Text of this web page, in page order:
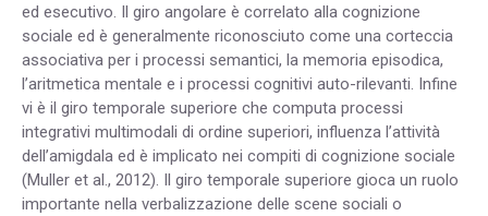
ed esecutivo. Il giro angolare è correlato alla cognizione
sociale ed è generalmente riconosciuto come una corteccia
associativa per i processi semantici, la memoria episodica,
l’aritmetica mentale e i processi cognitivi auto-rilevanti. Infine
vi è il giro temporale superiore che computa processi
integrativi multimodali di ordine superiori, influenza l’attività
dell’amigdala ed è implicato nei compiti di cognizione sociale
(Muller et al., 2012). Il giro temporale superiore gioca un ruolo
importante nella verbalizzazione delle scene sociali o